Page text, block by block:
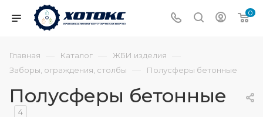
0
Главная — Каталог — ЖБИ изделия —
Заборы, ограждения, столбы — Полусферы бетонные
Полусферы бетонные
4